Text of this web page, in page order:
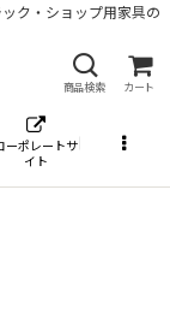
ク・ショップ用家具の
商品検索 カート
ーポレートサ
イト